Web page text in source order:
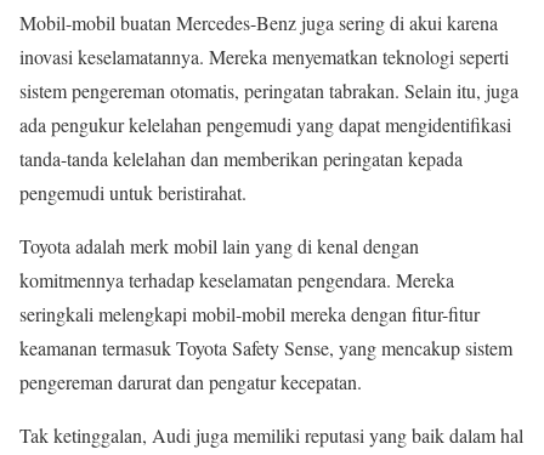
Mobil-mobil buatan Mercedes-Benz juga sering di akui karena
inovasi keselamatannya. Mereka menyematkan teknologi seperti
sistem pengereman otomatis, peringatan tabrakan. Selain itu, juga
ada pengukur kelelahan pengemudi yang dapat mengidentifikasi
tanda-tanda kelelahan dan memberikan peringatan kepada
pengemudi untuk beristirahat.
Toyota adalah merk mobil lain yang di kenal dengan
komitmennya terhadap keselamatan pengendara. Mereka
seringkali melengkapi mobil-mobil mereka dengan fitur-fitur
keamanan termasuk Toyota Safety Sense, yang mencakup sistem
pengereman darurat dan pengatur kecepatan.
Tak ketinggalan, Audi juga memiliki reputasi yang baik dalam hal